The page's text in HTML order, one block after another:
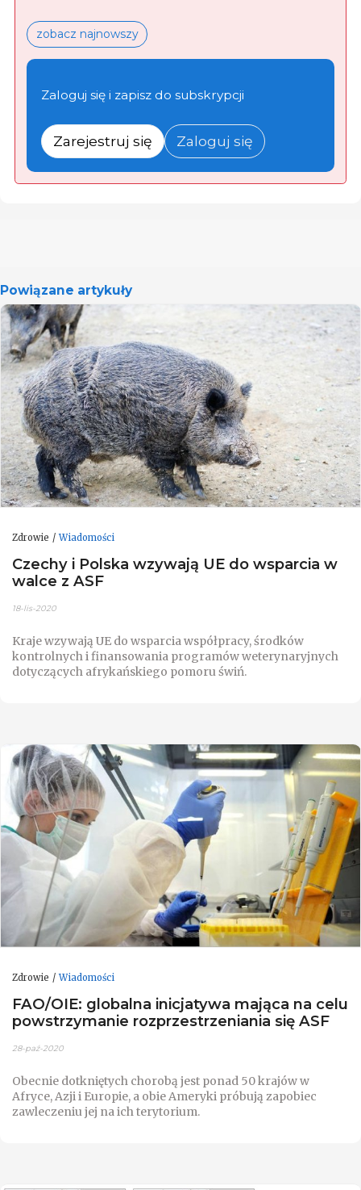
zobacz najnowszy
Zaloguj się i zapisz do subskrypcji
Zarejestruj się Zaloguj się
Powiązane artykuły
Zdrowie Wiadomości
Czechy i Polska wzywają UE do wsparcia w
walce z ASF
18-lis-2020
Kraje wzywają UE do wsparcia współpracy, środków
kontrolnych i finansowania programów weterynaryjnych
dotyczących afrykańskiego pomoru świń.
Zdrowie Wiadomości
FAO/OIE: globalna inicjatywa mająca na celu
powstrzymanie rozprzestrzeniania się ASF
28-paź-2020
Obecnie dotkniętych chorobą jest ponad 50 krajów w
Afryce, Azji i Europie, a obie Ameryki próbują zapobiec
zawleczeniu jej na ich terytorium.